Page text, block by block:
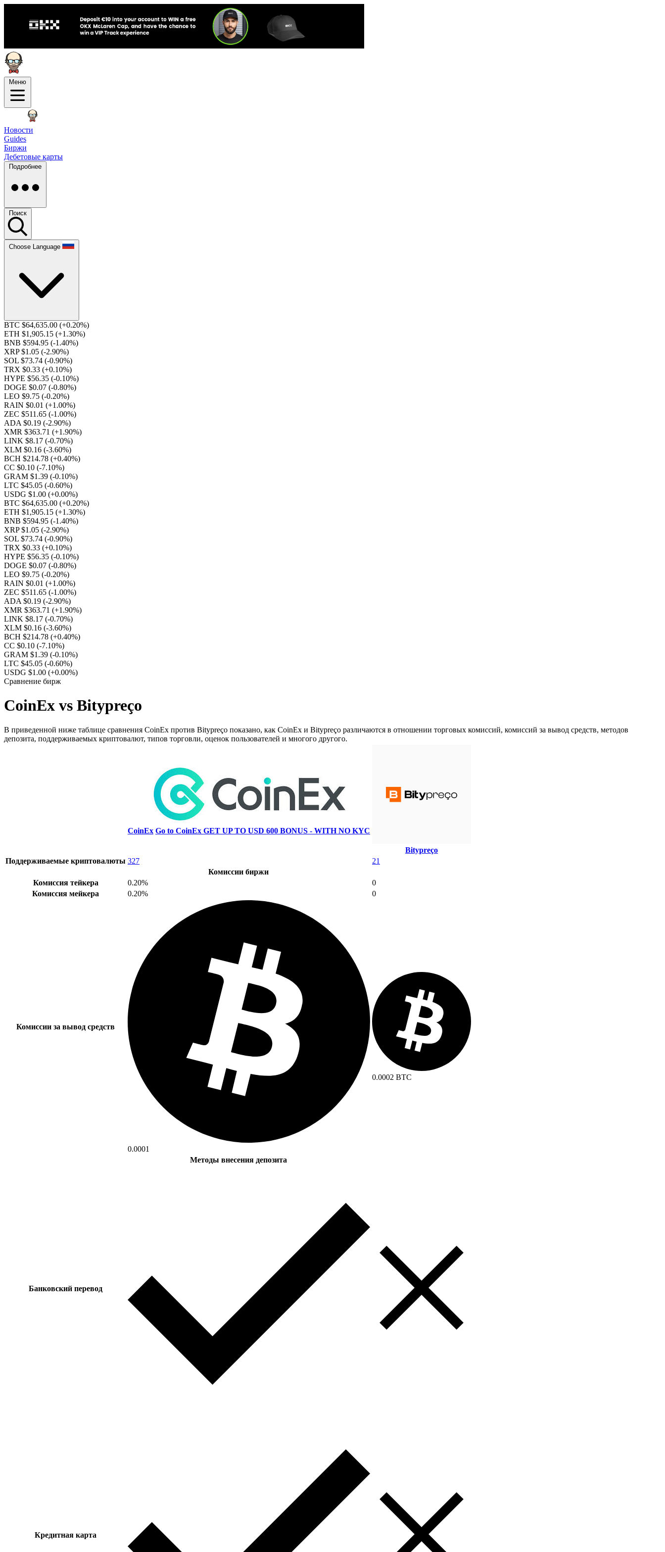
Меню
Новости
Guides
Биржи
Дебетовые карты
Подробнее
Поиск
Choose Language
BTC $64,635.00 (+0.20%)
ETH $1,905.15 (+1.30%)
BNB $594.95 (-1.40%)
XRP $1.05 (-2.90%)
SOL $73.74 (-0.90%)
TRX $0.33 (+0.10%)
HYPE $56.35 (-0.10%)
DOGE $0.07 (-0.80%)
LEO $9.75 (-0.20%)
RAIN $0.01 (+1.00%)
ZEC $511.65 (-1.00%)
ADA $0.19 (-2.90%)
XMR $363.71 (+1.90%)
LINK $8.17 (-0.70%)
XLM $0.16 (-3.60%)
BCH $214.78 (+0.40%)
CC $0.10 (-7.10%)
GRAM $1.39 (-0.10%)
LTC $45.05 (-0.60%)
USDG $1.00 (+0.00%)
BTC $64,635.00 (+0.20%)
ETH $1,905.15 (+1.30%)
BNB $594.95 (-1.40%)
XRP $1.05 (-2.90%)
SOL $73.74 (-0.90%)
TRX $0.33 (+0.10%)
HYPE $56.35 (-0.10%)
DOGE $0.07 (-0.80%)
LEO $9.75 (-0.20%)
RAIN $0.01 (+1.00%)
ZEC $511.65 (-1.00%)
ADA $0.19 (-2.90%)
XMR $363.71 (+1.90%)
LINK $8.17 (-0.70%)
XLM $0.16 (-3.60%)
BCH $214.78 (+0.40%)
CC $0.10 (-7.10%)
GRAM $1.39 (-0.10%)
LTC $45.05 (-0.60%)
USDG $1.00 (+0.00%)
Сравнение бирж
CoinEx vs Bitypreço
В приведенной ниже таблице сравнения CoinEx против Bitypreço показано, как CoinEx и Bitypreço различаются в отношении торговых комиссий, комиссий за вывод средств, методов
депозита, поддерживаемых криптовалют, типов торговли, оценок пользователей и многого другого.
CoinEx Go to CoinEx GET UP TO USD 600 BONUS - WITH NO KYC
Bitypreço
Поддерживаемые криптовалюты 327
21
Комиссии биржи
Комиссия тейкера
0.20%
0
Комиссия мейкера
0.20% 0
Комиссии за вывод средств
0.0001
0.0002 BTC
Методы внесения депозита
Банковский перевод
Кредитная карта